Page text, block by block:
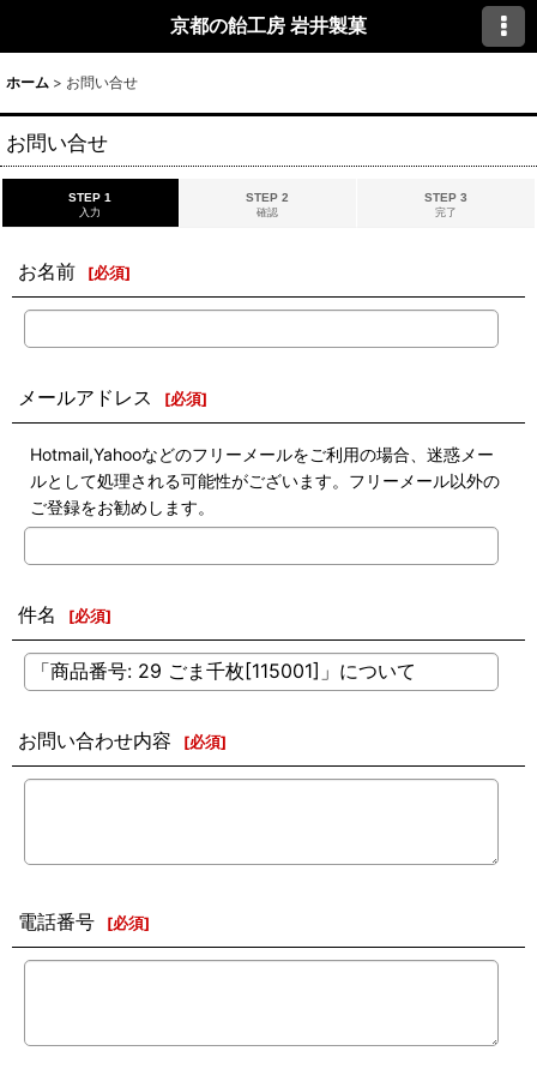
京都の飴工房 岩井製菓
ホーム > お問い合せ
お問い合せ
STEP 1
入力
STEP 2
確認
STEP 3
完了
お名前 [必須]
メールアドレス [必須]
Hotmail,Yahooなどのフリーメールをご利用の場合、迷惑メー
ルとして処理される可能性がございます。フリーメール以外の
ご登録をお勧めします。
件名 [必須]
お問い合わせ内容 [必須]
電話番号 [必須]